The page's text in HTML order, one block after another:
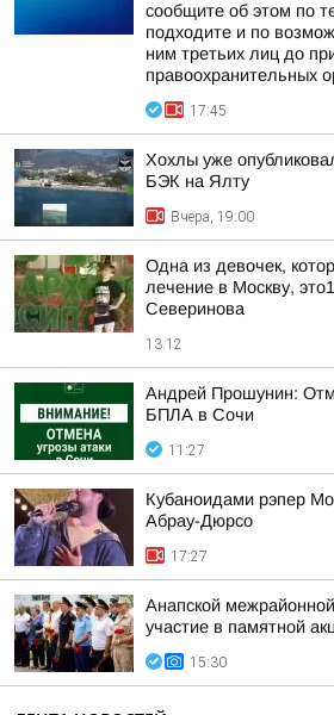
сообщите об этом по
подходите и по
ним третьих лиц до
правоохранительных
17:45
Хохлы уже
БЭК на Ялту
Вчера, 19:00
Одна из девочек,
лечение в Москву,
Северинова
13:12
Андрей Прошунин:
БПЛА в Сочи
11:27
Кубаноидами рэпер
Абрау-Дюрсо
17:27
Анапской
участие в памятной
15:30